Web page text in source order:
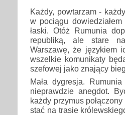
Każdy, powtarzam -
w pociągu
łaski. Otóż Rumunia
republiką, ale stare
Warszawę, że językiem
wszelkie komunikaty
szefowej jako znający
Mała dygresja.
nieprawdzie anegdot.
każdy przymus
stać na trasie